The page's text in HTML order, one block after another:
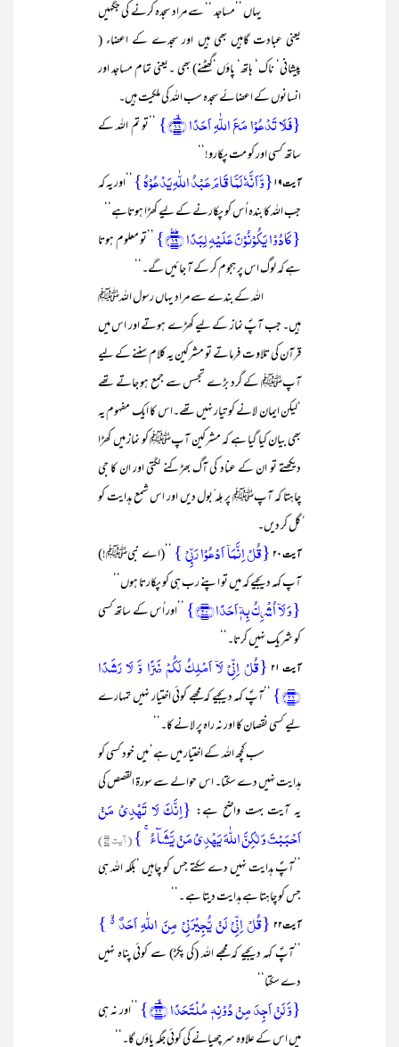
یہاں ’’مساجد ‘‘ سے مراد سجدہ کرنے کی جگہیں
یعنی عبادت گاہیں بھی ہیں اور سجدے کے اعضاء (
پیشانی‘ ناک‘ ہاتھ‘ پاؤں‘گھٹنے) بھی ۔یعنی تمام مساجد اور
انسانوں کے اعضائے سجدہ سب اللہ کی ملکیت ہیں۔
{فَلَا تَدۡعُوۡا مَعَ اللّٰہِ اَحَدًا ﴿ۙ۱۸﴾}
’’تو تم اللہ کے
ساتھ کسی اور کو مت پکارو!‘‘
آیت ۱۹ {وَّ اَنَّہٗ لَمَّا قَامَ عَبۡدُ اللّٰہِ یَدۡعُوۡہُ } ’’اور یہ کہ
جب اللہ کا بندہ اُس کو پکارنے کے لیے کھڑا ہوتاہے‘‘
{کَادُوۡا یَکُوۡنُوۡنَ عَلَیۡہِ لِبَدًا ﴿ؕ٪۱۹﴾}
’’تو معلوم ہوتا
ہے کہ لوگ اس پر ہجوم کر کے آ جائیں گے۔‘‘
اللہ کے بندے سے مراد یہاں رسول اللہﷺ
ہیں۔ جب آپؐ نماز کے لیے کھڑے ہوتے اور اس میں
قرآن کی تلاوت فرماتے تو مشرکین یہ کلام سننے کے لیے
آپﷺ کے گرد بڑے تجسس سے جمع ہو جاتے تھے
‘لیکن ایمان لانے کو تیار نہیں تھے۔اس کا ایک مفہوم یہ
بھی بیان کیا گیا ہے کہ مشرکین آپﷺ کو نماز میں کھڑا
دیکھتے تو ان کے عناد کی آگ بھڑکنے لگتی اور ان کا جی
چاہتا کہ آپﷺ پر ہلہ ّبول دیں اور اس شمع ہدایت کو
ُگل کر دیں۔
آیت ۲۰ {قُلۡ اِنَّمَاۤ اَدۡعُوۡا رَبِّیۡ } ’’(اے نبیﷺ!)
آپ کہہ دیجیے کہ میں تو اپنے رب ہی کو پکارتا ہوں‘‘
{وَ لَاۤ اُشۡرِکُ بِہٖۤ اَحَدًا ﴿۲۰﴾}
’’اور اُس کے ساتھ کسی
کو شریک نہیں کرتا۔‘‘
آیت ۲۱
{قُلۡ اِنِّیۡ لَاۤ اَمۡلِکُ لَکُمۡ ضَرًّا وَّ لَا رَشَدًا
﴿۲۱﴾}
’’آپؐ کہہ دیجیے کہ مجھے کوئی اختیار نہیں تمہارے
لیے کسی نقصان کا اور نہ راہ پر لانے کا۔‘‘
سب کچھ اللہ کے اختیار میں ہے‘ میں خود کسی کو
ہدایت نہیں دے سکتا۔ اس حوالے سے سورۃ القصص کی
یہ آیت بہت واضح ہے: {اِنَّکَ لَا تَہۡدِیۡ مَنۡ
اَحۡبَبۡتَ وَ لٰکِنَّ اللّٰہَ یَہۡدِیۡ مَنۡ یَّشَآءُ ۚ }(آیت ۵۶)
’’آپؐ ہدایت نہیں دے سکتے جس کو چاہیں ‘بلکہ اللہ ہی
جس کو چاہتا ہے ہدایت دیتا ہے ۔‘‘
آیت۲۲ {قُلۡ اِنِّیۡ لَنۡ یُّجِیۡرَنِیۡ مِنَ اللّٰہِ اَحَدٌ ۬ۙ }
’’آپؐ کہہ دیجیے کہ مجھے اللہ (کی پکڑ) سے کوئی پناہ نہیں
دے سکتا‘‘
{وَّ لَنۡ اَجِدَ مِنۡ دُوۡنِہٖ مُلۡتَحَدًا ﴿ۙ۲۲﴾}
’’اور نہ ہی
میں اس کے علاوہ سر چھپانے کی کوئی جگہ پاؤں گا۔‘‘